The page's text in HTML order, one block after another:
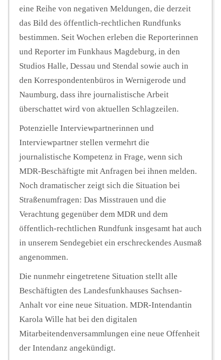
eine Reihe von negativen Meldungen, die derzeit
das Bild des öffentlich-rechtlichen Rundfunks
bestimmen. Seit Wochen erleben die Reporterinnen
und Reporter im Funkhaus Magdeburg, in den
Studios Halle, Dessau und Stendal sowie auch in
den Korrespondentenbüros in Wernigerode und
Naumburg, dass ihre journalistische Arbeit
überschattet wird von aktuellen Schlagzeilen.
Potenzielle Interviewpartnerinnen und
Interviewpartner stellen vermehrt die
journalistische Kompetenz in Frage, wenn sich
MDR-Beschäftigte mit Anfragen bei ihnen melden.
Noch dramatischer zeigt sich die Situation bei
Straßenumfragen: Das Misstrauen und die
Verachtung gegenüber dem MDR und dem
öffentlich-rechtlichen Rundfunk insgesamt hat auch
in unserem Sendegebiet ein erschreckendes Ausmaß
angenommen.
Die nunmehr eingetretene Situation stellt alle
Beschäftigten des Landesfunkhauses Sachsen-
Anhalt vor eine neue Situation. MDR-Intendantin
Karola Wille hat bei den digitalen
Mitarbeitendenversammlungen eine neue Offenheit
der Intendanz angekündigt.